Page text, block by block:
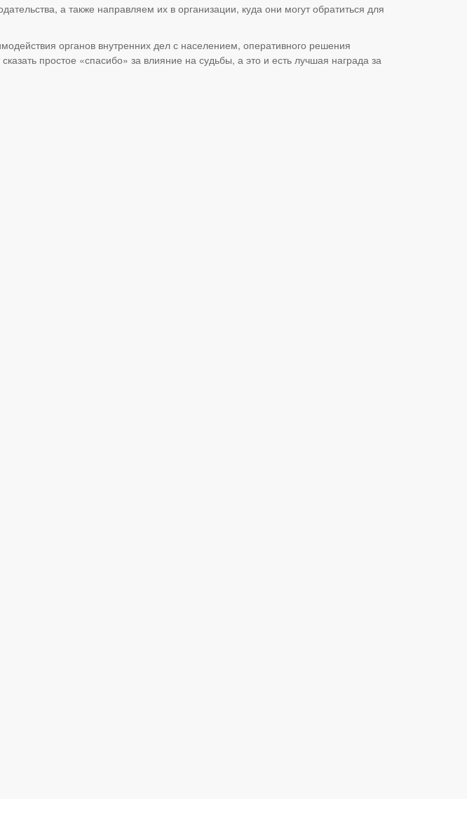
а также направляем их в организации, куда они могут обратиться для
органов внутренних дел с населением, оперативного решения
простое «спасибо» за влияние на судьбы, а это и есть лучшая награда за